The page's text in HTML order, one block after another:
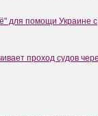
для помощи Украине с
проход судов